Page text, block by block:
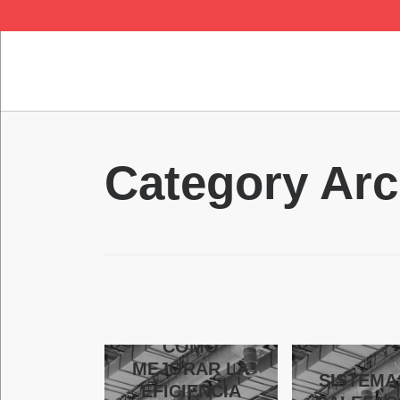
Category
CÓMO
MEJORAR LA
EFICIENCIA